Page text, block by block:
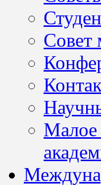
Совет
Малое